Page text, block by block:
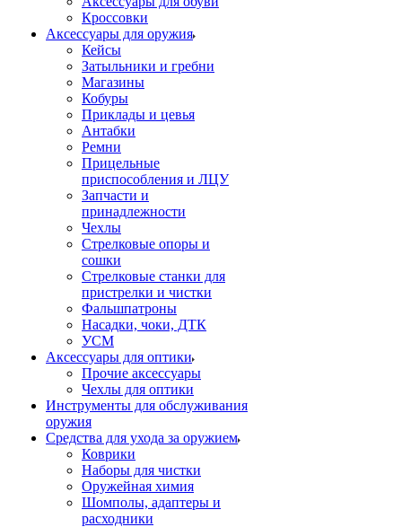
Кроссовки
Аксессуары для оружия
Кейсы
Затыльники и гребни
Магазины
Кобуры
Приклады и цевья
Антабки
Ремни
Прицельные
приспособления и ЛЦУ
Запчасти и
принадлежности
Чехлы
Стрелковые опоры и
сошки
Стрелковые станки для
пристрелки и чистки
Фальшпатроны
Насадки, чоки, ДТК
УСМ
Аксессуары для оптики
Прочие аксессуары
Чехлы для оптики
Инструменты для обслуживания
оружия
Средства для ухода за оружием
Коврики
Наборы для чистки
Оружейная химия
Шомполы, адаптеры и
расходники